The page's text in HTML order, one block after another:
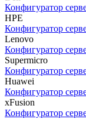
Конфигуратор
HPE
Конфигуратор
Lenovo
Конфигуратор
Supermicro
Конфигуратор
Huawei
Конфигуратор
xFusion
Конфигуратор